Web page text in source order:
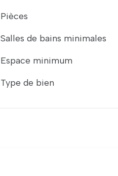
Pièces
Salles de bains minimales
Espace minimum
Type de bien